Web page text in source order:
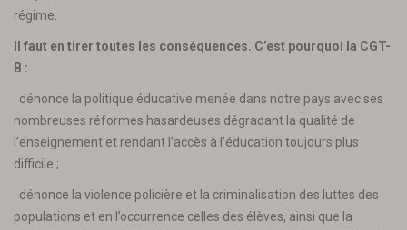
régime.
Il faut en tirer toutes les conséquences. C’est pourquoi la CGT-
B :
dénonce la politique éducative menée dans notre pays avec ses
nombreuses réformes hasardeuses dégradant la qualité de
l’enseignement et rendant l’accès à l’éducation toujours plus
difficile ;
dénonce la violence policière et la criminalisation des luttes des
populations et en l’occurrence celles des élèves, ainsi que la